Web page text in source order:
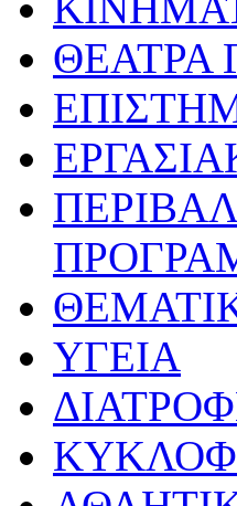
ΘΕΑΤΡΑ
ΥΓΕΙΑ